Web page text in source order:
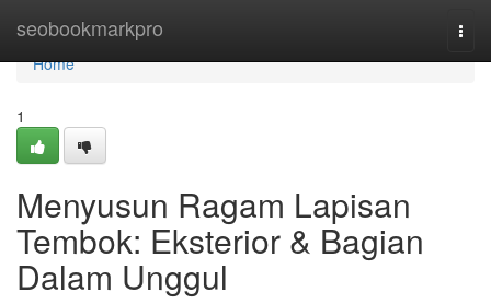
seobookmarkpro
Home
Home
1
Menyusun Ragam Lapisan
Tembok: Eksterior & Bagian
Dalam Unggul